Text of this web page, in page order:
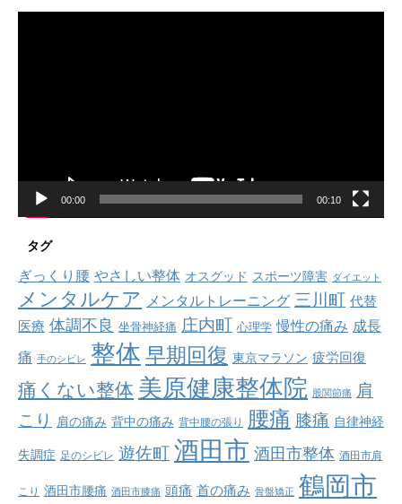
00:00 00:10
タグ
ぎっくり腰 やさしい整体 オスグッド スポーツ障害 ダイエット
メンタルケア メンタルトレーニング 三川町 代替
医療 体調不良 坐骨神経痛 庄内町 心理学 慢性の痛み 成長
痛 手のシビレ 整体 早期回復 東京マラソン 疲労回復
痛くない整体 美原健康整体院 股関節痛 肩
こり 肩の痛み 背中の痛み 背中腰の張り 腰痛 膝痛 自律神経
失調症 足のシビレ 遊佐町 酒田市 酒田市整体 酒田市肩
こり 酒田市腰痛 酒田市膝痛 頭痛 首の痛み 骨盤矯正 鶴岡市